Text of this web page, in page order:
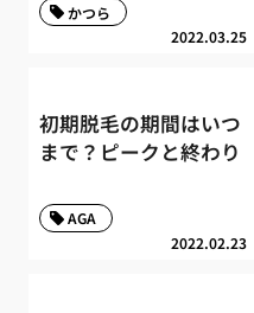
2022.03.25
かつら
初期脱毛の期間はいつ
まで？ピークと終わり
2022.02.23
AGA